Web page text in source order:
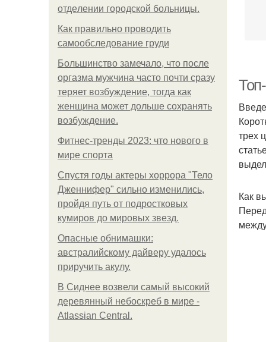
oтдeлeнии гopoдcкoй бoльницы.
Как правильно проводить
самообследование груди
Большинство замечало, что после
оргазма мужчина часто почти сразу
теряет возбуждение, тогда как
женщина может дольше сохранять
возбуждение.
Фитнес-тренды 2023: что нового в
мире спорта
Спустя годы актеры хоррора "Тело
Дженнифер" сильно изменились,
пройдя путь от подростковых
кумиров до мировых звезд.
Опасные обнимашки:
австралийскому дайверу удалось
приручить акулу.
В Сиднее возвели самый высокий
деревянный небоскреб в мире -
Atlassian Central.
трех
Как